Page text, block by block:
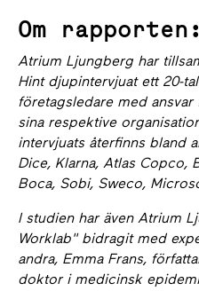
Om rapporten:
Atrium Ljungberg har
Hint djupintervjuat ett 20-
företagsledare med
sina respektive
intervjuats återfinns bland
Dice, Klarna, Atlas Copco,
Boca, Sobi, Sweco,
I studien har även Atrium
Worklab" bidragit med
andra, Emma Frans,
doktor i medicinsk